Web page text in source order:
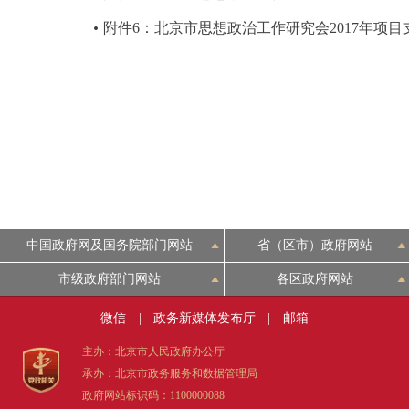
附件6：北京市思想政治工作研究会2017年项
中国政府网及国务院部门网站 省（区市）政府网站
市级政府部门网站 各区政府网站
微信 政务新媒体发布厅 邮箱
主办：北京市人民政府办公厅
承办：北京市政务服务和数据管理局
政府网站标识码：1100000088